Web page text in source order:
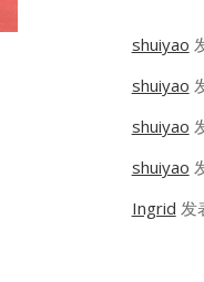
shuiyao
shuiyao
shuiyao
shuiyao
Ingrid 发